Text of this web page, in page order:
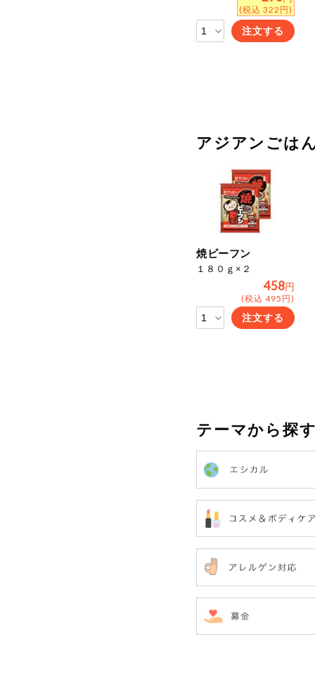
(税込 322円)
注文する
アジアンごは
焼ビーフン
１８０ｇ×２
458円
(税込 495円)
注文する
テーマから探